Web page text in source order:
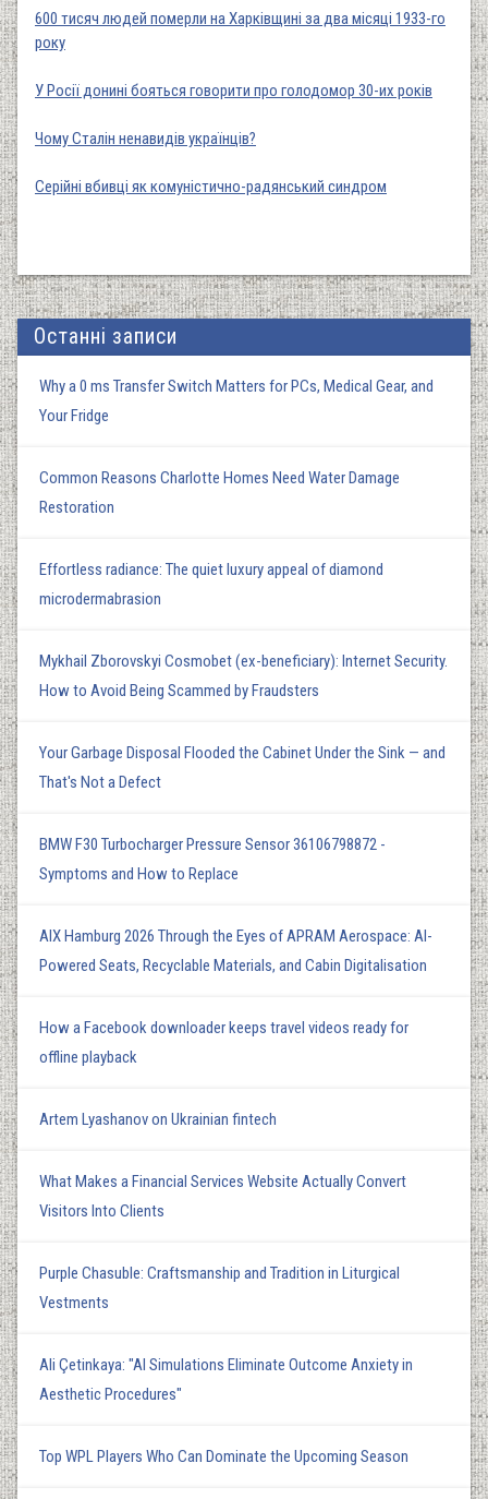
600 тисяч людей померли на Харківщині за два місяці 1933-го
року
У Росії донині бояться говорити про голодомор 30-их років
Чому Сталін ненавидів українців?
Серійні вбивці як комуністично-радянський синдром
Останні записи
Why a 0 ms Transfer Switch Matters for PCs, Medical Gear, and
Your Fridge
Common Reasons Charlotte Homes Need Water Damage
Restoration
Effortless radiance: The quiet luxury appeal of diamond
microdermabrasion
Mykhail Zborovskyi Cosmobet (ex-beneficiary): Internet Security.
How to Avoid Being Scammed by Fraudsters
Your Garbage Disposal Flooded the Cabinet Under the Sink — and
That's Not a Defect
BMW F30 Turbocharger Pressure Sensor 36106798872 -
Symptoms and How to Replace
AIX Hamburg 2026 Through the Eyes of APRAM Aerospace: AI-
Powered Seats, Recyclable Materials, and Cabin Digitalisation
How a Facebook downloader keeps travel videos ready for
offline playback
Artem Lyashanov on Ukrainian fintech
What Makes a Financial Services Website Actually Convert
Visitors Into Clients
Purple Chasuble: Craftsmanship and Tradition in Liturgical
Vestments
Ali Çetinkaya: "AI Simulations Eliminate Outcome Anxiety in
Aesthetic Procedures"
Top WPL Players Who Can Dominate the Upcoming Season